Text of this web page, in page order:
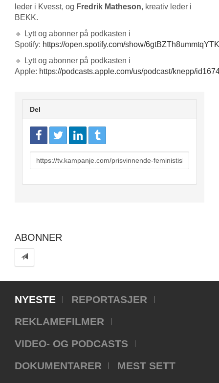
leder i Kvesst, og Fredrik Matheson, kreativ leder i
BEKK.
🔸 Lytt og abonner på podkasten i
Spotify: https://open.spotify.com/show/
🔸 Lytt og abonner på podkasten i
Apple: https://podcasts.apple.com/us/podcast/knepp/
Del
URL
to
ABONNER
NYESTE
REPORTASJER
REKLAMEFILMER
VIDEO- OG PODCASTS
DOKUMENTARER
MEST SETT